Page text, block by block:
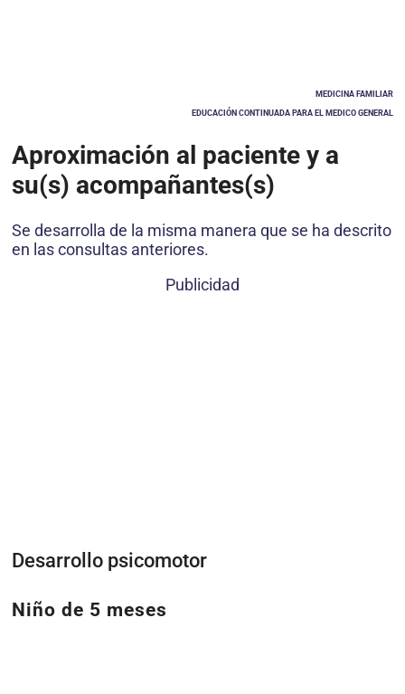
MEDICINA FAMILIAR
EDUCACIÓN CONTINUADA PARA EL MEDICO GENERAL
Aproximación al paciente y a
su(s) acompañantes(s)
Se desarrolla de la misma manera que se ha descrito
en las consultas anteriores.
Publicidad
Desarrollo psicomotor
Niño de 5 meses